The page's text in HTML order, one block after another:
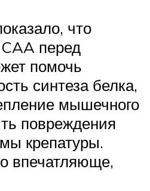
что
перед
помочь
синтеза белка,
мышечного
повреждения
крепатуры.
впечатляюще,